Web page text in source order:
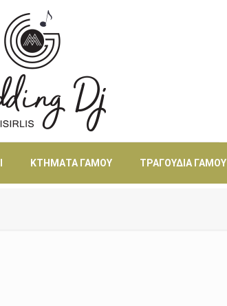
ΚΤΉΜΑΤΑ ΓΆΜΟΥ ΤΡΑΓΟΎΔΙΑ ΓΆΜΟΥ